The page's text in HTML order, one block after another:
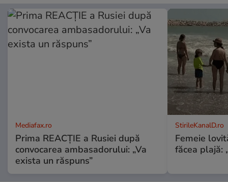
Mediafax.ro
Prima REACȚIE a Rusiei după
convocarea ambasadorului: „Va
exista un răspuns”
StirileKanalD.ro
Femeie
făcea plajă: